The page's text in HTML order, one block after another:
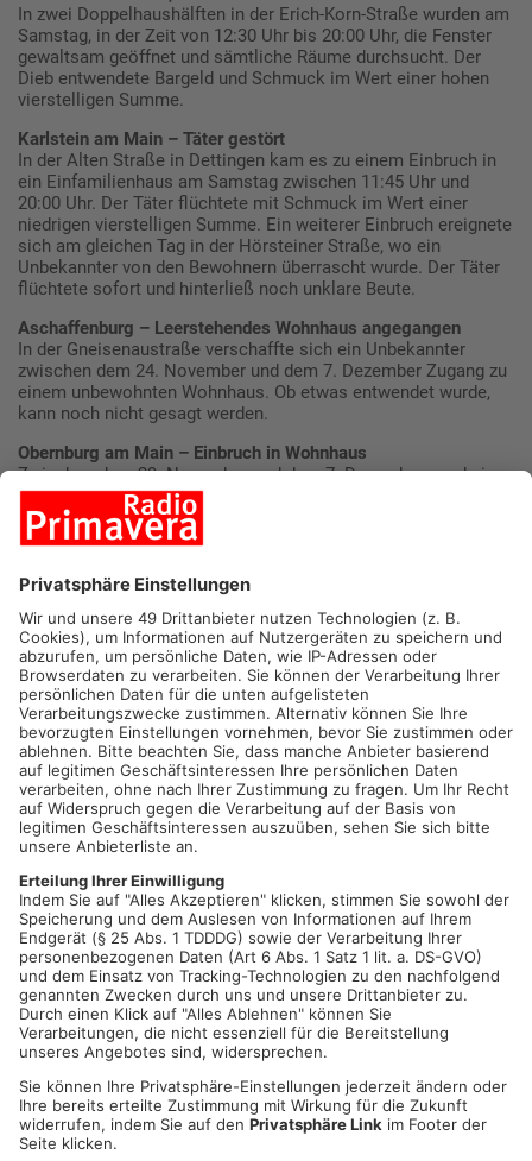
In zwei Doppelhaushälften in der Erich-Korn-Straße wurden am
Samstag, in der Zeit von 12:30 Uhr bis 20:00 Uhr, die Fenster
gewaltsam geöffnet und sämtliche Räume durchsucht. Der
Dieb entwendete Bargeld und Schmuck im Wert einer hohen
vierstelligen Summe.
Karlstein am Main – Täter gestört
In der Alten Straße in Dettingen kam es zu einem Einbruch in
ein Einfamilienhaus am Samstag zwischen 11:45 Uhr und
20:00 Uhr. Der Täter flüchtete mit Schmuck im Wert einer
niedrigen vierstelligen Summe. Ein weiterer Einbruch ereignete
sich am gleichen Tag in der Hörsteiner Straße, wo ein
Unbekannter von den Bewohnern überrascht wurde. Der Täter
flüchtete sofort und hinterließ noch unklare Beute.
Aschaffenburg – Leerstehendes Wohnhaus angegangen
In der Gneisenaustraße verschaffte sich ein Unbekannter
zwischen dem 24. November und dem 7. Dezember Zugang zu
einem unbewohnten Wohnhaus. Ob etwas entwendet wurde,
kann noch nicht gesagt werden.
Obernburg am Main – Einbruch in Wohnhaus
Zwischen dem 29. November und dem 7. Dezember wurde in
die Siegfriedstraße eingebrochen. Der Täter stieg während der
Abwesenheit der Bewohner über ein Fenster in das Gebäude
ein. Auch hier ist die Höhe der Beute noch nicht bekannt.
Kriminalpolizei bittet um Hinweise
Die Kriminalpolizei Aschaffenburg bittet nun um Hinweise aus
der Bevölkerung:
Wer hat in den relevanten Zeiträumen Verdächtiges
beobachtet?
Wer hat möglicherweise in den Bereichen um die Tatorte
verdächtige Personen oder Fahrzeuge gesehen?
Wer kann sonst sachdienliche Hinweise geben, die zur
Aufklärung der Fälle beitragen?
Hinweise nimmt die Kriminalpolizei Aschaffenburg unter der
Telefonnummer 06021/857-1733 entgegen.
Die unterfränkische Polizei gibt im Zusammenhang mit den
Einbrüchen nochmals wichtige Verhaltenstipps:
Verschließen Sie Fenster, Balkon- und Terrassentüren
auch bei kurzer Abwesenheit.
Gekippte Fenster sind offene Fenster und für Einbrecher
leicht zu öffnen.
Schließen Sie Türen immer doppelt ab, auch wenn Sie
nur kurzzeitig weg sind.
Deponieren Sie Ihren Schlüssel niemals draußen –
Einbrecher kennen jedes Versteck.
Rollläden sollten nachts und nach Möglichkeit nicht
tagsüber geschlossen werden, um Ihre Abwesenheit